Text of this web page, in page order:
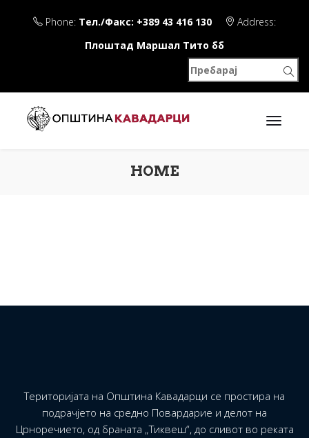
Phone: Тел./Факс: +389 43 416 130
Address:
Плоштад Маршал Тито бб
HOME
Територијата на Општина Кавадарци се простира на
подрачјето на средно Повардарие и делот на
Црноречието, од браната „Тиквеш“, до сливот во реката